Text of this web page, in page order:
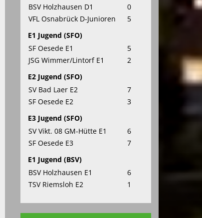
BSV Holzhausen D1
0
VFL Osnabrück D-Junioren
5
E1 Jugend (SFO)
SF Oesede E1
5
JSG Wimmer/Lintorf E1
2
E2 Jugend (SFO)
SV Bad Laer E2
7
SF Oesede E2
3
E3 Jugend (SFO)
SV Vikt. 08 GM-Hütte E1
6
SF Oesede E3
7
E1 Jugend (BSV)
BSV Holzhausen E1
6
TSV Riemsloh E2
1